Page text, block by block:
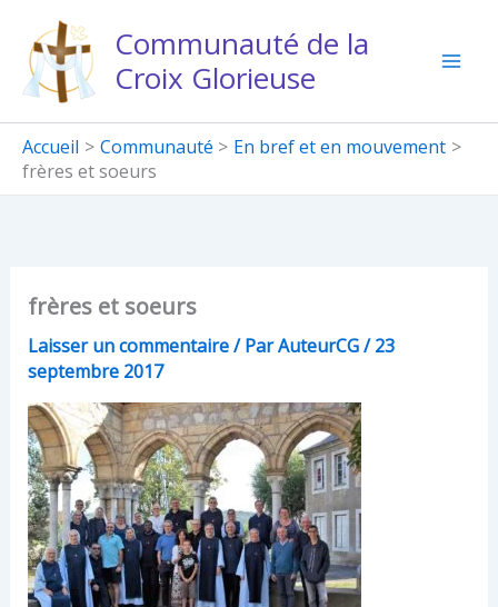
contenu
Communauté de la
Croix Glorieuse
Accueil Communauté
En bref et en mouvement
frères et soeurs
frères et soeurs
Laisser un commentaire/ ParAuteurCG/23
septembre 2017